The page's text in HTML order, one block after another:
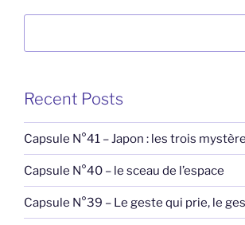
Recent Posts
Capsule N°41 – Japon : les trois
Capsule N°40 – le sceau de l’espace
Capsule N°39 – Le geste qui prie, le